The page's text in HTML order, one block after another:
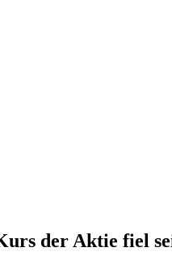
der Aktie fiel